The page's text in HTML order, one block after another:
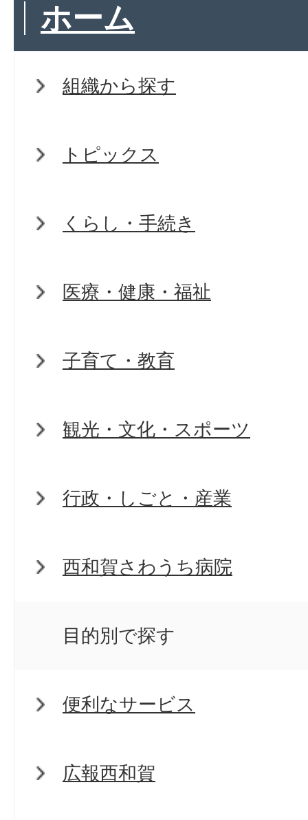
ホーム
組織から探す
トピックス
くらし・手続き
医療・健康・福祉
子育て・教育
観光・文化・スポーツ
行政・しごと・産業
西和賀さわうち病院
目的別で探す
便利なサービス
広報西和賀